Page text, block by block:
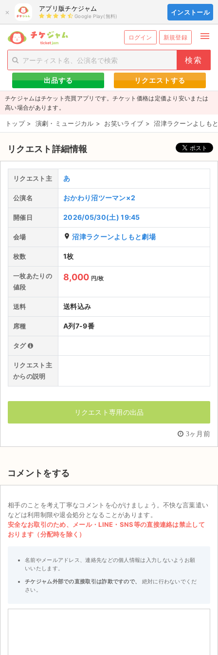
× アプリ版チケジャム
Google Play(無料) インストール
ログイン 新規登録 menu
person_add 新規会員登録 exit_to_app ログイン
チケットを探す
新着チケット
値下げしたチケット
都道府県からチケットを探す
もうすぐ開催のチケット
チケットのリクエスト一覧
取扱チケット
ライブ・コンサート（国内）
ライブ・コンサート（海外）
イベント
スポーツ
演劇・ミュージカル
ご利用ガイド
ご利用ガイド
手数料・お支払い方法
AIに質問する
出品する リクエストする
チケジャムはチケット売買アプリです。チケット価格は定価より安いまたは
高い場合があります。
トップ > 演劇・ミュージカル > お笑いライブ > 沼津ラクーンよしも
リクエスト詳細情報
リクエスト主 あ
公演名 おかわり沼ツーマン×2
開催日 2026/05/30(土) 19:45
会場 place 沼津ラクーンよしもと劇場
枚数 1枚
一枚あたりの
値段
8,000 円/枚
送料 送料込み
席種 A列7-9番
タグ
リクエスト主
からの説明
リクエスト専用の出品
3ヶ月前
コメントをする
相手のことを考え丁寧なコメントを心がけましょう。不快な言葉遣い
などは利用制限や退会処分となることがあります。
安全なお取引のため、メール・LINE・SNS等の直接連絡は禁止して
おります（分配時を除く）
名前やメールアドレス、連絡先などの個人情報は入力しないようお願
いいたします。
チケジャム外部での直接取引は詐欺ですので、
絶対に行わないでくだ
さい。